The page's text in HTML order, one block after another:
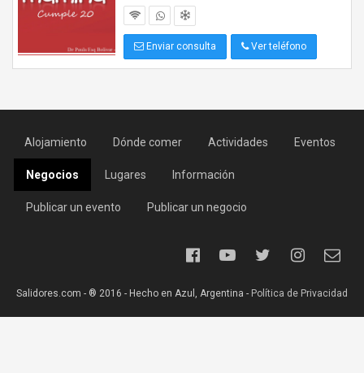
Enviar consulta Ver teléfono
Alojamiento Dónde comer Actividades Eventos
Negocios Lugares Información
Publicar un evento Publicar un negocio
Salidores.com - ® 2016 - Hecho en Azul, Argentina - Política de Privacidad